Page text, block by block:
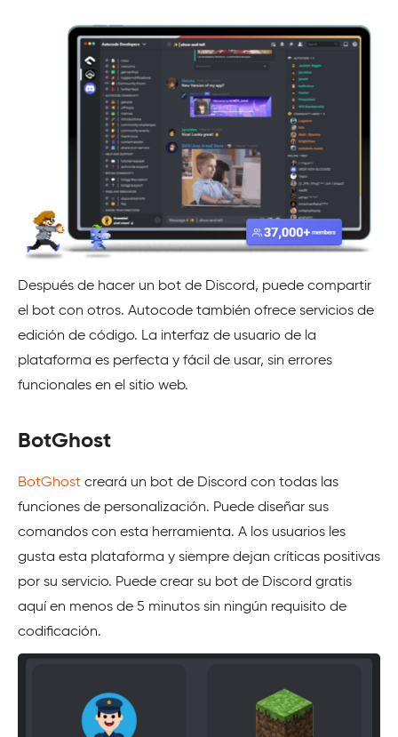
Después de hacer un bot de Discord, puede compartir
el bot con otros. Autocode también ofrece servicios de
edición de código. La interfaz de usuario de la
plataforma es perfecta y fácil de usar, sin errores
funcionales en el sitio web.
BotGhost
BotGhost creará un bot de Discord con todas las
funciones de personalización. Puede diseñar sus
comandos con esta herramienta. A los usuarios les
gusta esta plataforma y siempre dejan críticas positivas
por su servicio. Puede crear su bot de Discord gratis
aquí en menos de 5 minutos sin ningún requisito de
codificación.